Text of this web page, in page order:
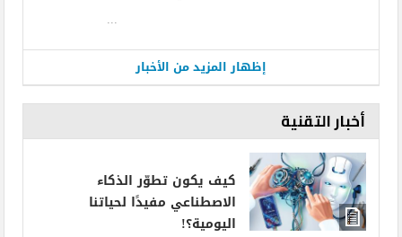
إظهار المزيد من الأخبار
أخبار التقنية
كيف يكون تطوّر الذكاء
الاصطناعي مفيدًا لحياتنا
اليومية؟!